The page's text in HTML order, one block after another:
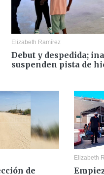
Elizabeth Ramírez
Debut y despedida;
suspenden pista de
de
Elizabeth